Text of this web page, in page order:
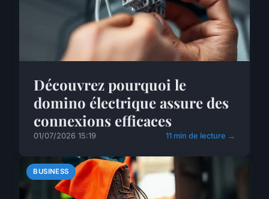
Découvrez pourquoi le
domino électrique assure des
connexions efficaces
01/07/2026 15:19 11 min de lecture →
BUSINESS